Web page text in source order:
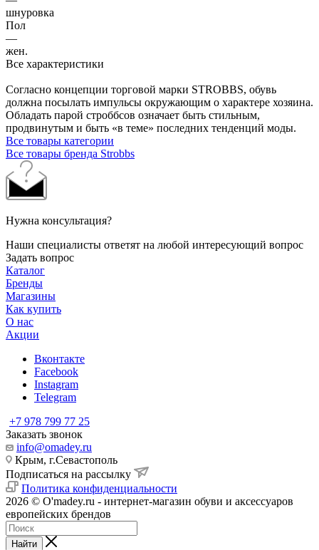
шнуровка
Пол
—
жен.
Все характеристики
Согласно концепции торговой марки STROBBS, обувь
должна посылать импульсы окружающим о характере хозяина.
Обладать парой строббсов означает быть стильным,
продвинутым и быть «в теме» последних тенденций моды.
Все товары категории
Все товары бренда Strobbs
Нужна консультация?
Наши специалисты ответят на любой интересующий вопрос
Задать вопрос
Каталог
Бренды
Магазины
Как купить
О нас
Акции
Вконтакте
Facebook
Instagram
Telegram
+7 978 799 77 25
Заказать звонок
info@omadey.ru
Крым, г.Севастополь
Подписаться на рассылку
Политика конфиденциальности
2026 © O'madey.ru - интернет-магазин обуви и аксессуаров
европейских брендов
Найти